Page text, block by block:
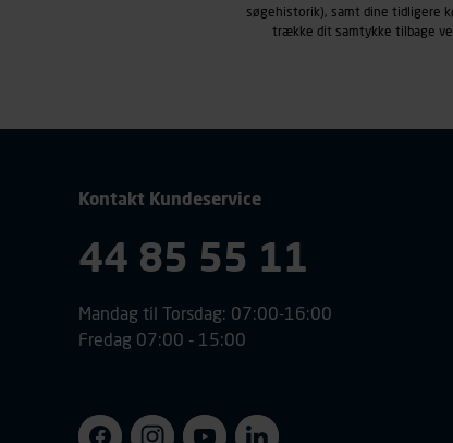
personoplysninger om
klikkes på, sider/
søgehistorik), samt dine tidligere
trække dit samtykke tilbage
Kontakt Kundeservice
44 85 55 11
Mandag til Torsdag: 07:00-16:00
Fredag 07:00 - 15:00